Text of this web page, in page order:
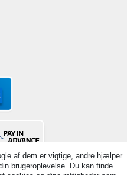
af dem er vigtige, andre hjælper
brugeroplevelse. Du kan finde